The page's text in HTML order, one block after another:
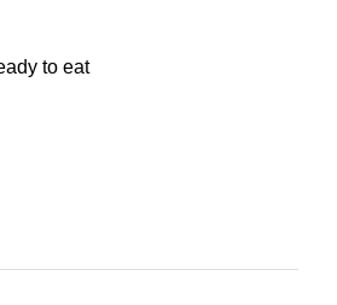
to eat